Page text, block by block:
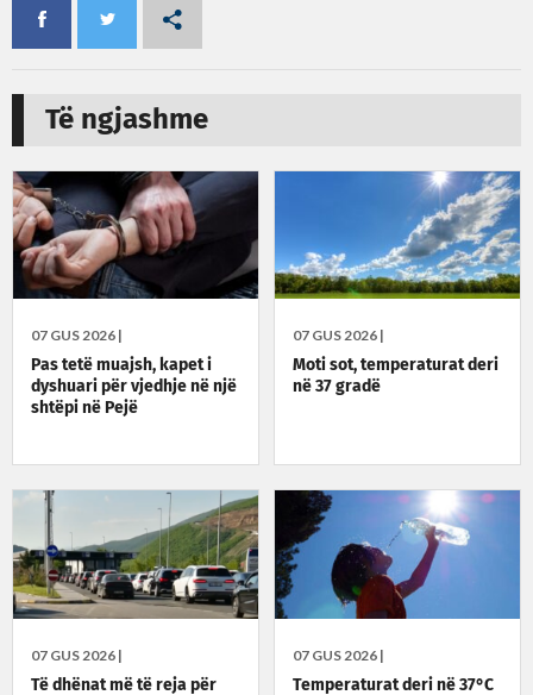
Të ngjashme
07 GUS 2026 |
Pas tetë muajsh, kapet i
dyshuari për vjedhje në një
shtëpi në Pejë
07 GUS 2026 |
Moti sot, temperaturat deri
në 37 gradë
07 GUS 2026 |
Të dhënat më të reja për
07 GUS 2026 |
Temperaturat deri në 37°C